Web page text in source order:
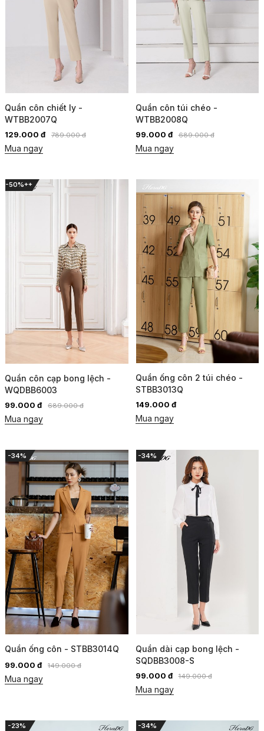
Quần côn chiết ly -
WTBB2007Q
129.000 đ 789.000 đ
Mua ngay
Quần côn túi chéo -
WTBB2008Q
99.000 đ 689.000 đ
Mua ngay
-50%++
Quần côn cạp bong lệch -
WQDBB6003
99.000 đ 689.000 đ
Mua ngay
Quần ống côn 2 túi chéo -
STBB3013Q
149.000 đ
Mua ngay
-34%
Quần ống côn - STBB3014Q
99.000 đ 149.000 đ
Mua ngay
-34%
Quần dài cạp bong lệch -
SQDBB3008-S
99.000 đ 149.000 đ
Mua ngay
-23% -34%